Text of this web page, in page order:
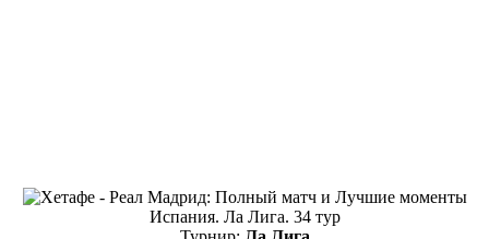
Испания. Ла Лига. 34 тур